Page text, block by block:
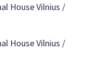
House Vilnius /
House Vilnius /